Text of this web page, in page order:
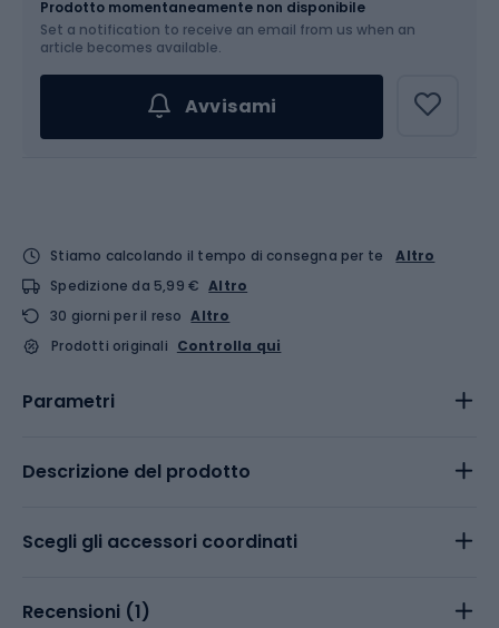
Scegli un'opzione...
Prodotto momentaneamente non disponibile
Set a notification to receive an email from us when an
article becomes available.
Avvisami
Stiamo calcolando il tempo di consegna per te
Altro
Spedizione da 5,99 € Altro
30 giorni per il reso Altro
Prodotti originali Controlla qui
Parametri
Descrizione del prodotto
Scegli gli accessori coordinati
Recensioni (1)